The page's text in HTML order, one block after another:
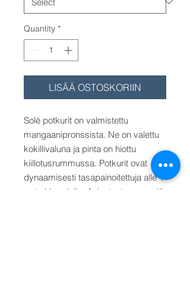
Quantity *
LISÄÄ OSTOSKORIIN
Solé potkurit on valmistettu
mangaanipronssista. Ne on valettu
kokillivaluna ja pinta on hiottu
kiillotusrummussa. Potkurit ovat
dynaamisesti tasapainoitettuja alle 1
gr tarkkuudella. Asiantunteva myyjä